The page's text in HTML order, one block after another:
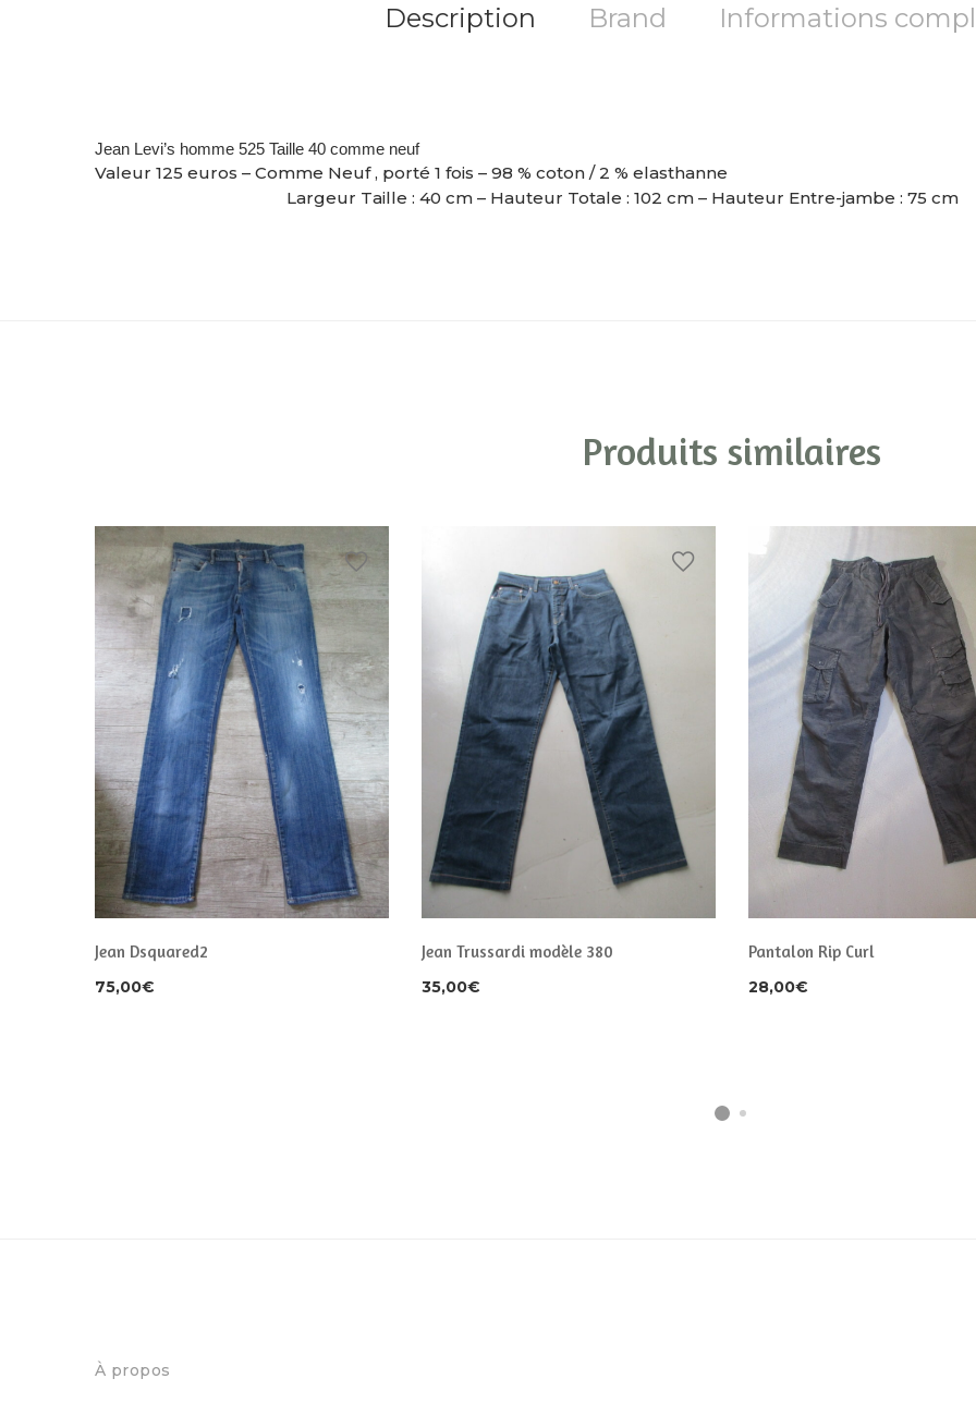
Description Brand Informations
Jean Levi’s homme 525 Taille 40 comme neuf
Valeur 125 euros – Comme Neuf , porté 1 fois – 98 % coton / 2 % elasthanne
Largeur Taille : 40 cm – Hauteur Totale : 102 cm – Hauteur Entre-jambe : 75 cm
Produits similaires
Jean Dsquared2
75,00€
Jean Trussardi modèle 380
35,00€
Pantalon Rip Curl
28,00€
À propos